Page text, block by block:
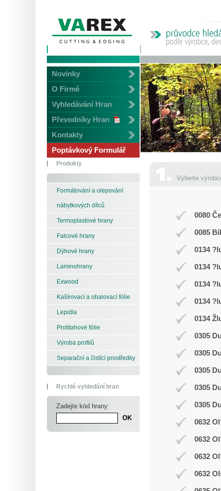
Novinky
O Firmě
Vyhledávání Hran
Převodníky Hran
Kontakty
Poptávkový Formulář
Produkty
Formátování a olepování
nábytkových dílců
Termoplastové hrany
Falcové hrany
Dýhové hrany
Laminohrany
Exwood
Kašírovací a obalovací fólie
Lepidla
Protitahové fólie
Výroba profilů
Separační a čistící prostředky
Rychlé vyhledání hran
Zadejte kód hrany:
Vyberte
0080
0085
0134
0134
0134
0134
0134
0305
0305
0305
0305
0305
0632
0632
0632
0632